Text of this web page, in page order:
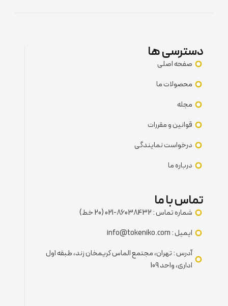
دسترسی ها
صفحه اصلی
محصولات ما
مجله
قوانین و مقررات
درخواست نمایندگی
درباره ما
تماس با ما
شماره تماس : 86038432-021 (20 خط)
ایمیل : info@tokeniko.com
آدرس : تهران، مجتمع الماس کریمخان زند، طبقه اول
اداری، واحد 109